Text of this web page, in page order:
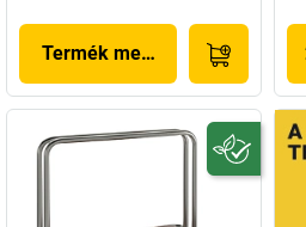
Termék megjelenítése